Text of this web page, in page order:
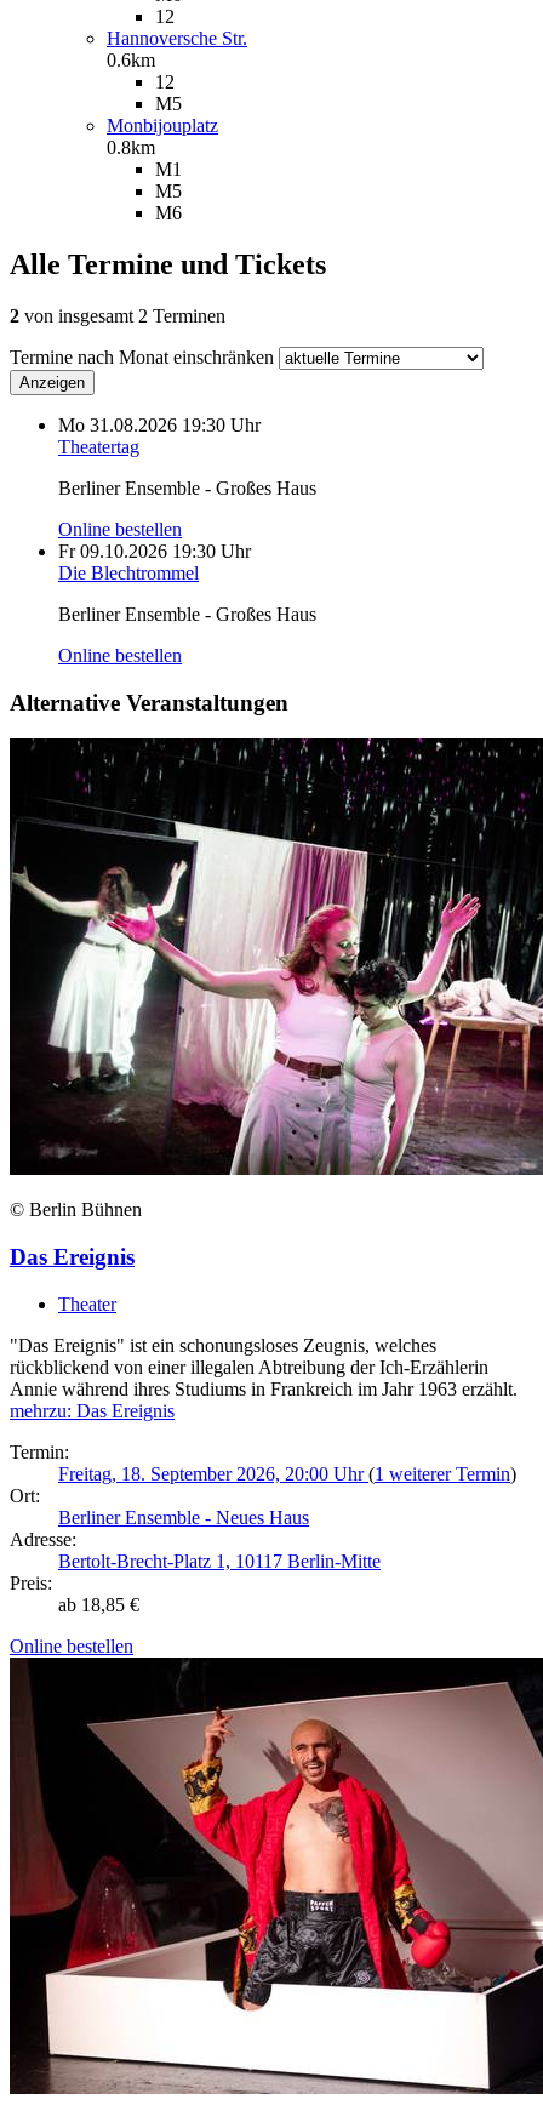
12
Hannoversche Str.
0.6km
12
M5
Monbijouplatz
0.8km
M1
M5
M6
Alle Termine und Tickets
2 von insgesamt 2 Terminen
Termine nach Monat einschränken
Anzeigen
Mo 31.08.2026 19:30 Uhr
Theatertag
Berliner Ensemble - Großes Haus
Online bestellen
Fr 09.10.2026 19:30 Uhr
Die Blechtrommel
Berliner Ensemble - Großes Haus
Online bestellen
Alternative Veranstaltungen
© Berlin Bühnen
Das Ereignis
Theater
"Das Ereignis" ist ein schonungsloses Zeugnis, welches
rückblickend von einer illegalen Abtreibung der Ich-Erzählerin
Annie während ihres Studiums in Frankreich im Jahr 1963 erzählt.
mehrzu: Das Ereignis
Termin:
Freitag, 18. September 2026, 20:00 Uhr(1 weiterer Termin)
Ort:
Berliner Ensemble - Neues Haus
Adresse:
Bertolt-Brecht-Platz 1, 10117 Berlin-Mitte
Preis:
ab 18,85 €
Online bestellen